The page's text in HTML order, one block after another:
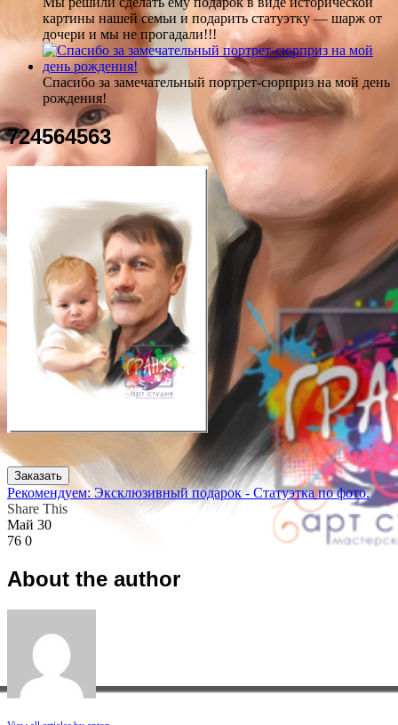
картины нашей семьи и подарить статуэтку — шарж от
дочери и мы не прогадали!!!
Спасибо за замечательный портрет-сюрприз на мой день
рождения!
724564563
Заказать
Рекомендуем: Эксклюзивный подарок - Статуэтка по фото.
Share This
Май 30
76 0
About the author